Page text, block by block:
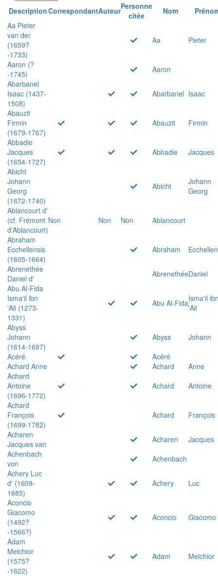
DescriptionCorrespondantAuteurPersonne
citée
Nom
Aa Pieter
van der
(1659?
-1733)
Aa Pieter
Aaron (?
-1745)
Aaron
Abarbanel
Isaac (1437-
1508)
Abarbanel Isaac
Abauzit
Firmin
(1679-1767)
Abauzit
Firmin
Abbadie
Jacques
(1654-1727)
Abbadie
Jacques
Abicht
Johann
Georg
(1672-1740)
Abicht
Johann
Georg
Ablancourt d'
(cf. Frémont
d'Ablancourt)
Non Non Non
Ablancourt
Abraham
Ecchellensis
(1605-1664)
Abraham
Abrenethée
Daniel d'
AbrenethéeDaniel
Abu Al-Fida
Isma'il ibn
'Ali (1273-
1331)
Abu Al-FidaIsma'il
'Ali
Abyss
Johann
(1614-1697)
Abyss
Johann
Acéré
Acéré
Achard Anne
Achard
Anne
Achard
Antoine
(1696-1772)
Achard
Antoine
Achard
François
(1699-1782)
Achard
François
Acharen
Jacques van
Acharen
Jacques
Achenbach
von
Achenbach
Achery Luc
d' (1609-
1685)
Achery
Luc
Aconcio
Giacomo
(1492?
-1566?)
Aconcio Giacomo
Adam
Melchior
(1575?
-1622)
Adam Melchior